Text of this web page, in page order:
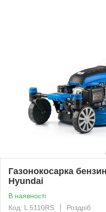
Газонокосарка
Hyundai
В наявності
Код: L 5110RS
Роздріб